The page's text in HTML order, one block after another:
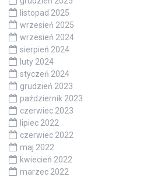
listopad 2025
wrzesień 2025
wrzesień 2024
sierpień 2024
luty 2024
styczeń 2024
grudzień 2023
październik 2023
czerwiec 2023
lipiec 2022
czerwiec 2022
maj 2022
kwiecień 2022
marzec 2022